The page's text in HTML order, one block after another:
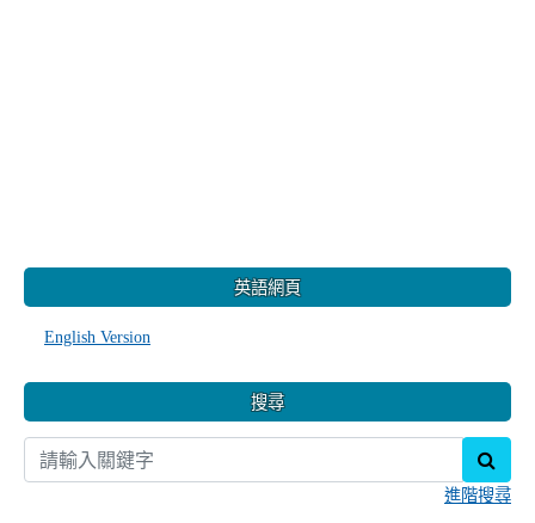
英語網頁
English Version
搜尋
進階搜尋